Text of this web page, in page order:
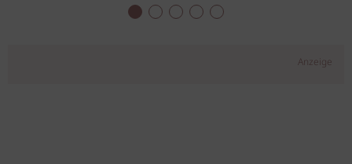
Anzeige